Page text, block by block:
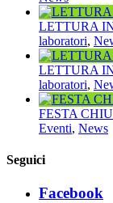
LETTURA
laboratori,
LETTURA
laboratori,
FESTA
Eventi, News
Seguici
Facebook